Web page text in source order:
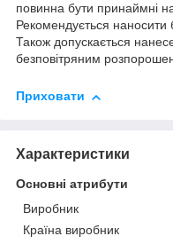
повинна бути принаймні
Рекомендується
Також допускається
безповітряним
Приховати
Характеристики
Основні атрибути
Виробник
Країна виробник